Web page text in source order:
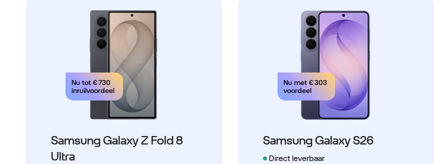
Nu tot € 730
inruilvoordeel
Samsung Galaxy Z Fold 8
Ultra
Nu met € 303
voordeel
Samsung Galaxy S26
Direct leverbaar